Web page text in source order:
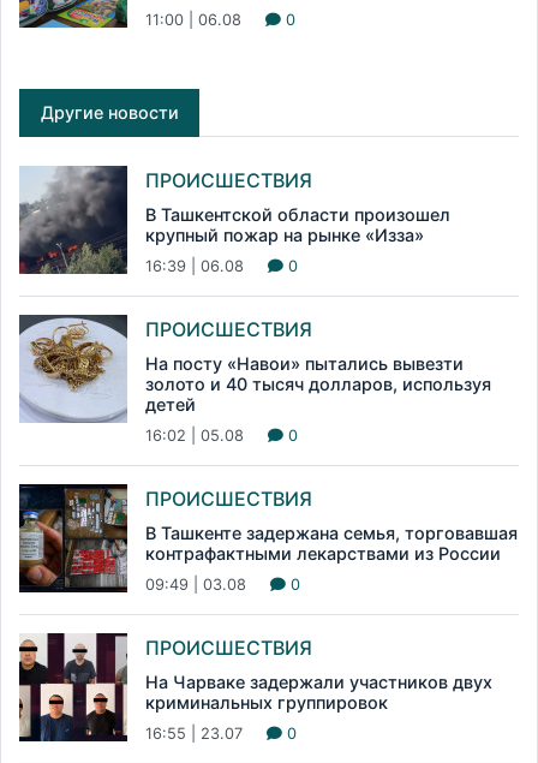
11:00 | 06.08 0
Другие новости
ПРОИСШЕСТВИЯ
В Ташкентской области произошел
крупный пожар на рынке «Изза»
16:39 | 06.08 0
ПРОИСШЕСТВИЯ
На посту «Навои» пытались вывезти
золото и 40 тысяч долларов, используя
детей
16:02 | 05.08 0
ПРОИСШЕСТВИЯ
В Ташкенте задержана семья, торговавшая
контрафактными лекарствами из России
09:49 | 03.08 0
ПРОИСШЕСТВИЯ
На Чарваке задержали участников двух
криминальных группировок
16:55 | 23.07 0